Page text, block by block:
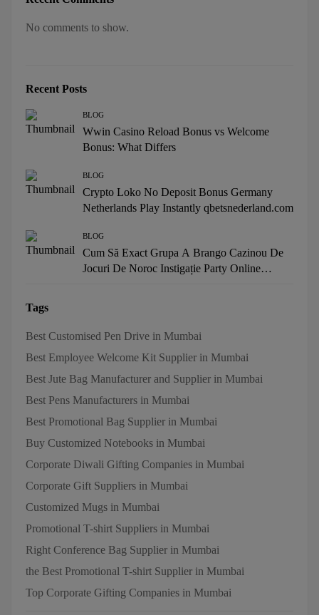
No comments to show.
Recent Posts
BLOG
Wwin Casino Reload Bonus vs Welcome
Bonus: What Differs
BLOG
Crypto Loko No Deposit Bonus Germany
Netherlands Play Instantly qbetsnederland.com
BLOG
Cum Să Exact Grupa A Brango Cazinou De
Jocuri De Noroc Instigație Party Online
Tags
Best Customised Pen Drive in Mumbai
Best Employee Welcome Kit Supplier in Mumbai
Best Jute Bag Manufacturer and Supplier in Mumbai
Best Pens Manufacturers in Mumbai
Best Promotional Bag Supplier in Mumbai
Buy Customized Notebooks in Mumbai
Corporate Diwali Gifting Companies in Mumbai
Corporate Gift Suppliers in Mumbai
Customized Mugs in Mumbai
Promotional T-shirt Suppliers in Mumbai
Right Conference Bag Supplier in Mumbai
the Best Promotional T-shirt Supplier in Mumbai
Top Corporate Gifting Companies in Mumbai